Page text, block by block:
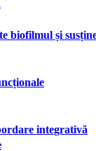
biofilmul și
integrativă